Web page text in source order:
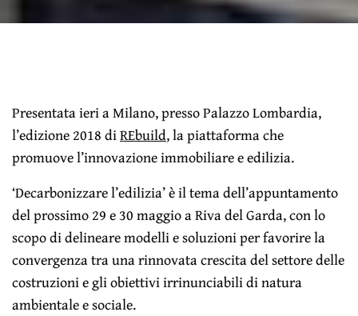
Presentata ieri a Milano, presso Palazzo Lombardia,
l’edizione 2018 diREbuild, la piattaforma che
promuove l’innovazione immobiliare e edilizia.
‘Decarbonizzare l’edilizia’ è il tema dell’appuntamento
del prossimo 29 e 30 maggio a Riva del Garda, con lo
scopo di delineare modelli e soluzioni per favorire la
convergenza tra una rinnovata crescita del settore delle
costruzioni e gli obiettivi irrinunciabili di natura
ambientale e sociale.